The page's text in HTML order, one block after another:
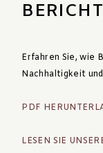
BERICHT
Erfahren Sie, wie
Nachhaltigkeit
PDF
LESEN SIE